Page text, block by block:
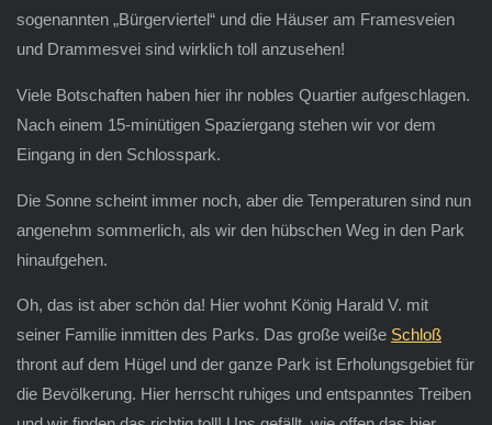
sogenannten „Bürgerviertel“ und die Häuser am Framesveien
und Drammesvei sind wirklich toll anzusehen!
Viele Botschaften haben hier ihr nobles Quartier aufgeschlagen.
Nach einem 15-minütigen Spaziergang stehen wir vor dem
Eingang in den Schlosspark.
Die Sonne scheint immer noch, aber die Temperaturen sind nun
angenehm sommerlich, als wir den hübschen Weg in den Park
hinaufgehen.
Oh, das ist aber schön da! Hier wohnt König Harald V. mit
seiner Familie inmitten des Parks. Das große weiße Schloß
thront auf dem Hügel und der ganze Park ist Erholungsgebiet für
die Bevölkerung. Hier herrscht ruhiges und entspanntes Treiben